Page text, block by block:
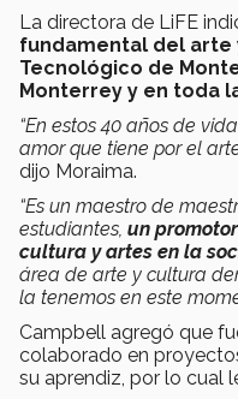
La directora de LiFE
fundamental del arte
Tecnológico de
Monterrey y en toda
“En estos 40 años de
amor que tiene por el
dijo Moraima.
“Es un maestro de
estudiantes, un
cultura y artes en la
área de arte y cultura
la tenemos en este
Campbell agregó que
colaborado en
su aprendiz, por lo cual